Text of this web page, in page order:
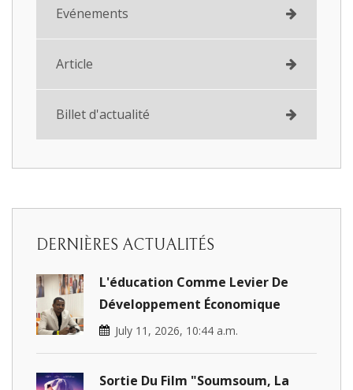
Evénements
Article
Billet d'actualité
DERNIÈRES ACTUALITÉS
L'éducation Comme Levier De
Développement Économique
July 11, 2026, 10:44 a.m.
Sortie Du Film "Soumsoum, La